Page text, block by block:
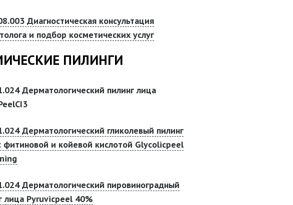
Диагностическая консультация
и подбор косметических услуг
ПИЛИНГИ
Дерматологический пилинг лица
Дерматологический гликолевый пилинг
фитиновой и койевой кислотой Glycolicpeel
Дерматологический пировиноградный
лица Pyruvicpeel 40%